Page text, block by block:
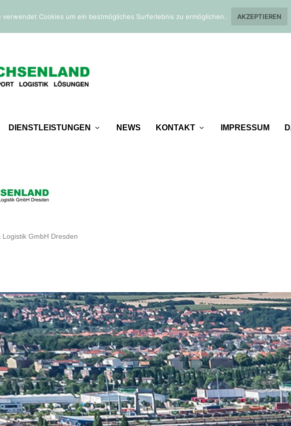
DIENSTLEISTUNGEN NEWS KONTAKT IMPRESSUM
GmbH Dresden
verwendet Cookies um ein bestmögliches Surferlebnis zu ermöglichen. AKZEPTIEREN